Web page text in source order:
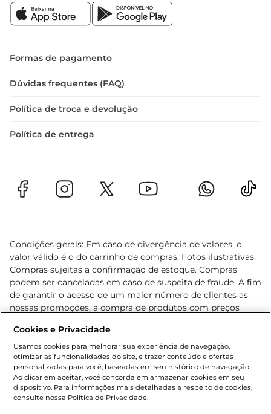
Formas de pagamento
Dúvidas frequentes (FAQ)
Política de troca e devolução
Política de entrega
Condições gerais: Em caso de divergência de valores, o
valor válido é o do carrinho de compras. Fotos ilustrativas.
Compras sujeitas a confirmação de estoque. Compras
podem ser canceladas em caso de suspeita de fraude. A fim
de garantir o acesso de um maior número de clientes as
nossas promoções, a compra de produtos com preços
cliente. Os preços, ofertas e condições são exclusivos para
o e-commerce e válidos durante o dia de hoje, podendo
sofrer alterações sem prévia notificação. Proibida a venda
de bebidas alcoólicas para menores de 18 anos, conforme
Lei n.º 8069/90, art. 81, inciso II (Estatuto da Criança e do
Adolescente). Preços e condições exclusivos para o
Cookies e Privacidade
Usamos cookies para melhorar sua experiência de navegação,
otimizar as funcionalidades do site, e trazer conteúdo e ofertas
personalizadas para você, baseadas em seu histórico de navegação.
Ao clicar em aceitar, você concorda em armazenar cookies em seu
dispositivo. Para informações mais detalhadas a respeito de cookies,
consulte nossa Política de Privacidade.